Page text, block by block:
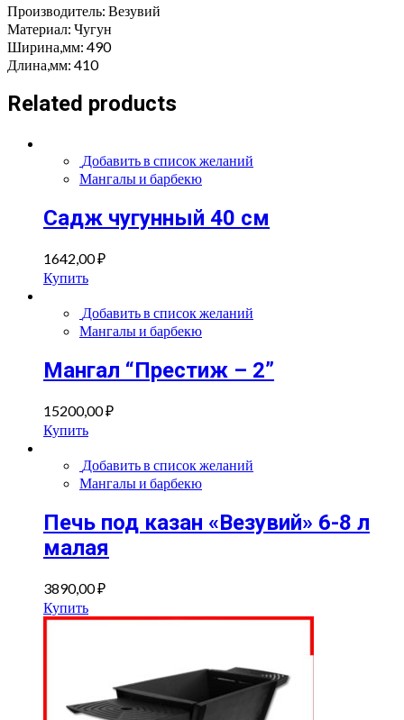
Производитель: Везувий
Материал: Чугун
Ширина,мм: 490
Длина,мм: 410
Related products
Добавить в список желаний
Мангалы и барбекю
Садж чугунный 40 см
1642,00₽
Купить
Добавить в список желаний
Мангалы и барбекю
Мангал “Престиж – 2”
15200,00₽
Купить
Добавить в список желаний
Мангалы и барбекю
Печь под казан «Везувий» 6-8 л
малая
3890,00₽
Купить